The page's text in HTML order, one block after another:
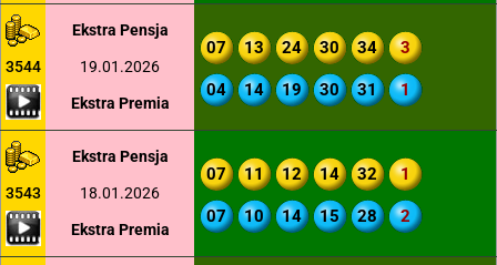
3544
Ekstra Pensja
19.01.2026
Ekstra Premia
07 13 24 30 34 3
04 14 19 30 31 1
3543
Ekstra Pensja
18.01.2026
Ekstra Premia
07 11 12 14 32 1
07 10 14 15 28 2